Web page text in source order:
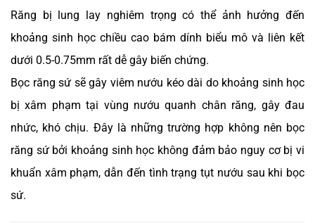
Răng bị lung lay nghiêm trọng có thể ảnh hưởng đến
khoảng sinh học chiều cao bám dính biểu mô và liên kết
dưới 0.5-0.75mm rất dễ gây biến chứng.
Bọc răng sứ sẽ gây viêm nướu kéo dài do khoảng sinh học
bị xâm phạm tại vùng nướu quanh chân răng, gây đau
nhức, khó chịu. Đây là những trường hợp không nên bọc
răng sứ bởi khoảng sinh học không đảm bảo nguy cơ bị vi
khuẩn xâm phạm, dẫn đến tình trạng tụt nướu sau khi bọc
sứ.